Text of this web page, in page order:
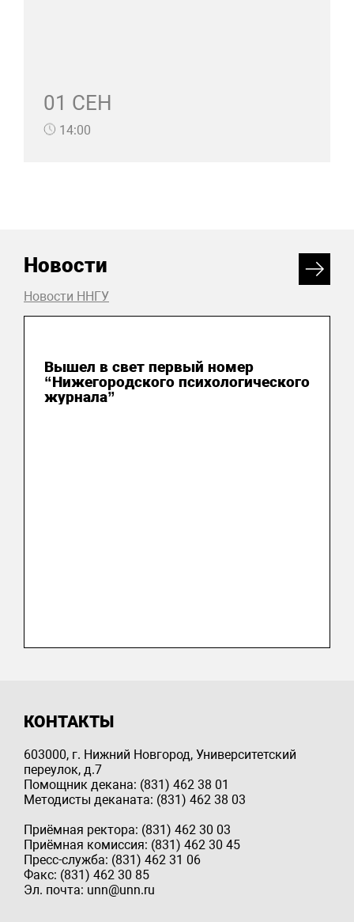
01 СЕН
14:00
Новости
Новости ННГУ
Вышел в свет первый номер
“Нижегородского психологического
журнала”
КОНТАКТЫ
603000, г. Нижний Новгород, Университетский
переулок, д.7
Помощник декана: (831) 462 38 01
Методисты деканата: (831) 462 38 03
Приёмная ректора: (831) 462 30 03
Приёмная комиссия: (831) 462 30 45
Пресс-служба: (831) 462 31 06
Факс: (831) 462 30 85
Эл. почта: unn@unn.ru